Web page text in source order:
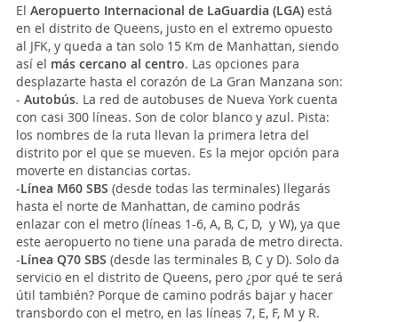
El Aeropuerto Internacional de LaGuardia (LGA) está
en el distrito de Queens, justo en el extremo opuesto
al JFK, y queda a tan solo 15 Km de Manhattan, siendo
así el más cercano al centro. Las opciones para
desplazarte hasta el corazón de La Gran Manzana son:
- Autobús. La red de autobuses de Nueva York cuenta
con casi 300 líneas. Son de color blanco y azul. Pista:
los nombres de la ruta llevan la primera letra del
distrito por el que se mueven. Es la mejor opción para
moverte en distancias cortas.
-Línea M60 SBS (desde todas las terminales) llegarás
hasta el norte de Manhattan, de camino podrás
enlazar con el metro (líneas 1-6, A, B, C, D, y W), ya que
este aeropuerto no tiene una parada de metro directa.
-Línea Q70 SBS (desde las terminales B, C y D). Solo da
servicio en el distrito de Queens, pero ¿por qué te será
útil también? Porque de camino podrás bajar y hacer
transbordo con el metro, en las líneas 7, E, F, M y R.